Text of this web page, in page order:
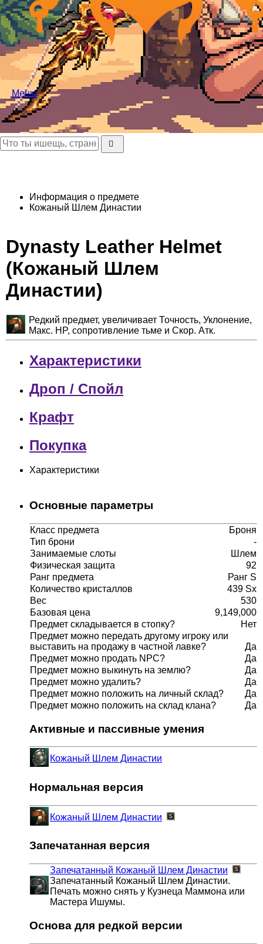
Меню
Информация о предмете
Кожаный Шлем Династии
Dynasty Leather Helmet
(Кожаный Шлем
Династии)
Редкий предмет, увеличивает Точность, Уклонение,
Макс. HP, сопротивление тьме и Скор. Атк.
Характеристики
Дроп / Спойл
Крафт
Покупка
Характеристики
Основные параметры
Класс предмета
Броня
Тип брони
-
Занимаемые слоты
Шлем
Физическая защита
92
Ранг предмета
Ранг S
Количество кристаллов
439 Sx
Вес
530
Базовая цена
9,149,000
Предмет складывается в стопку?
Нет
Предмет можно передать другому игроку или
выставить на продажу в частной лавке?
Да
Предмет можно продать NPC?
Да
Предмет можно выкинуть на землю?
Да
Предмет можно удалить?
Да
Предмет можно положить на личный склад?
Да
Предмет можно положить на склад клана?
Да
Активные и пассивные умения
Кожаный Шлем Династии
Нормальная версия
Кожаный Шлем Династии
Запечатанная версия
Запечатанный Кожаный Шлем Династии
Запечатанный Кожаный Шлем Династии.
Печать можно снять у Кузнеца Маммона или
Мастера Ишумы.
Основа для редкой версии